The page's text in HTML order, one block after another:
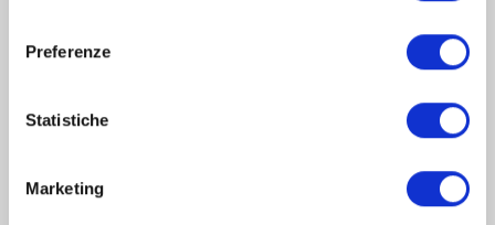
Preferenze
Statistiche
Marketing
Mantieni il controllo completo, garantendo una
maggiore sicurezza e una migliore continuità